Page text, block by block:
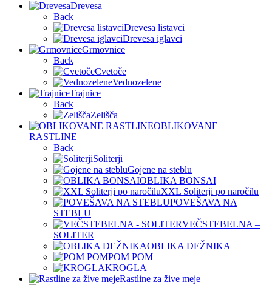
Drevesa
Back
Drevesa listavci
Drevesa iglavci
Grmovnice
Back
Cvetoče
Vednozelene
Trajnice
Back
Zelišča
OBLIKOVANE
RASTLINE
Back
Soliterji
Gojene na steblu
OBLIKA BONSAI
XXL Soliterji po naročilu
POVEŠAVA NA
STEBLU
VEČSTEBELNA –
SOLITER
OBLIKA DEŽNIKA
POM POM
KROGLA
Rastline za žive meje